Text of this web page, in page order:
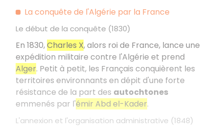
La conquête de l'Algérie par la France
Le début de la conquête (1830)
En 1830,Charles X, alors roi de France, lance une
expédition militaire contre l'Algérie et prend
Alger. Petit à petit, les Français conquièrent les
territoires environnants en dépit d'une forte
résistance de la part des autochtones
emmenés par l'émir Abd el-Kader.
L'annexion et l'organisation administrative (1848)